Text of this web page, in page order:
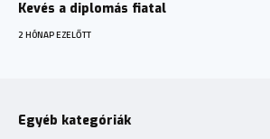
Kevés a diplomás fiatal
2 HÓNAP EZELŐTT
Egyéb kategóriák